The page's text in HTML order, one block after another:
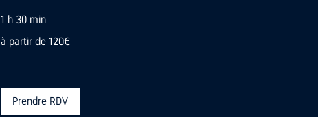
1 h 30 min
partir
à partir de 120€
Prendre RDV